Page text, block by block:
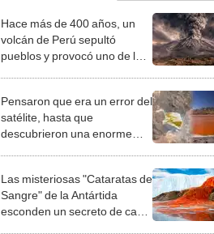
Hace más de 400 años, un
volcán de Perú sepultó
pueblos y provocó uno de los
Pensaron que era un error del
satélite, hasta que
descubrieron una enorme
Las misteriosas "Cataratas de
Sangre" de la Antártida
esconden un secreto de casi